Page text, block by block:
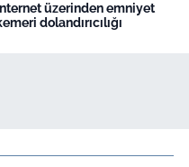
İnternet üzerinden emniyet
dolandırıcılığı